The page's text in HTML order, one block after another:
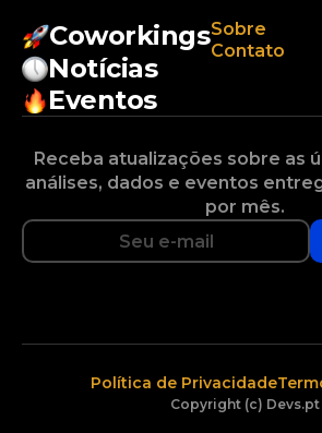
Coworkings
Notícias
Eventos
Sobre
Contato
Receba atualizações sobre as
análises, dados e eventos
por mês.
Copyright (c) Devs.pt
Política de Privacidade